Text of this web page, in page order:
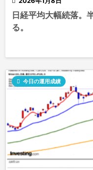
日経平均大幅続落。
る。
 今日の運用成績